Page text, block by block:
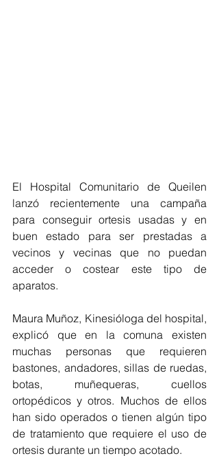
El Hospital Comunitario de Queilen
lanzó recientemente una campaña
para conseguir ortesis usadas y en
buen estado para ser prestadas a
vecinos y vecinas que no puedan
acceder o costear este tipo de
aparatos.
Maura Muñoz, Kinesióloga del hospital,
explicó que en la comuna existen
muchas personas que requieren
bastones, andadores, sillas de ruedas,
botas, muñequeras, cuellos
ortopédicos y otros. Muchos de ellos
han sido operados o tienen algún tipo
de tratamiento que requiere el uso de
ortesis durante un tiempo acotado.